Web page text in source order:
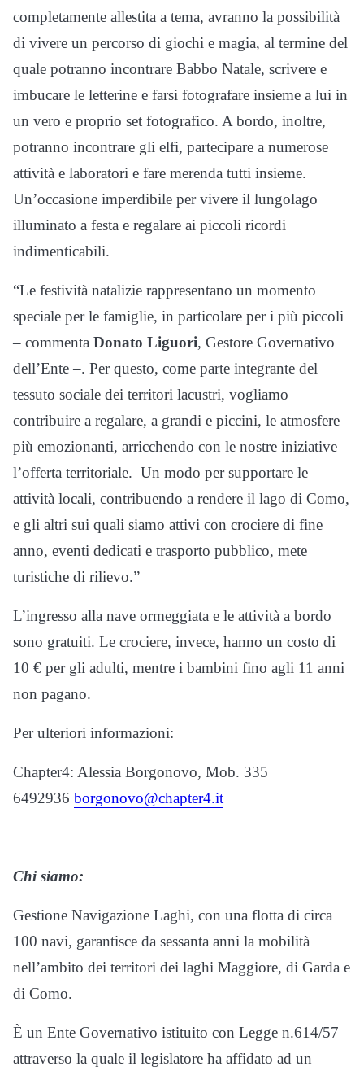
completamente allestita a tema, avranno la possibilità
di vivere un percorso di giochi e magia, al termine del
quale potranno incontrare Babbo Natale, scrivere e
imbucare le letterine e farsi fotografare insieme a lui in
un vero e proprio set fotografico. A bordo, inoltre,
potranno incontrare gli elfi, partecipare a numerose
attività e laboratori e fare merenda tutti insieme.
Un’occasione imperdibile per vivere il lungolago
illuminato a festa e regalare ai piccoli ricordi
indimenticabili.
“Le festività natalizie rappresentano un momento
speciale per le famiglie, in particolare per i più piccoli
– commenta Donato Liguori, Gestore Governativo
dell’Ente –. Per questo, come parte integrante del
tessuto sociale dei territori lacustri, vogliamo
contribuire a regalare, a grandi e piccini, le atmosfere
più emozionanti, arricchendo con le nostre iniziative
l’offerta territoriale. Un modo per supportare le
attività locali, contribuendo a rendere il lago di Como,
e gli altri sui quali siamo attivi con crociere di fine
anno, eventi dedicati e trasporto pubblico, mete
turistiche di rilievo.”
L’ingresso alla nave ormeggiata e le attività a bordo
sono gratuiti. Le crociere, invece, hanno un costo di
10 € per gli adulti, mentre i bambini fino agli 11 anni
non pagano.
Per ulteriori informazioni:
Chapter4: Alessia Borgonovo, Mob. 335
6492936 borgonovo@chapter4.it
Chi siamo:
Gestione Navigazione Laghi, con una flotta di circa
100 navi, garantisce da sessanta anni la mobilità
nell’ambito dei territori dei laghi Maggiore, di Garda e
di Como.
È un Ente Governativo istituito con Legge n.614/57
attraverso la quale il legislatore ha affidato ad un